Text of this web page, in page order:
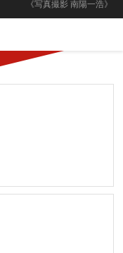
《写真撮影 南陽一浩》